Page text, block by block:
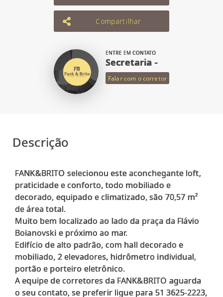
Compartilhar
ENTRE EM CONTATO
Secretaria -
Falar com o corretor
Descrição
FANK&BRITO selecionou este aconchegante loft,
praticidade e conforto, todo mobiliado e
decorado, equipado e climatizado, são 70,57 m²
de área total.
Muito bem localizado ao lado da praça da Flávio
Boianovski e próximo ao mar.
Edifício de alto padrão, com hall decorado e
mobiliado, 2 elevadores, hidrômetro individual,
portão e porteiro eletrônico.
A equipe de corretores da FANK&BRITO aguarda
o seu contato, se preferir ligue para 51 3625-2223,